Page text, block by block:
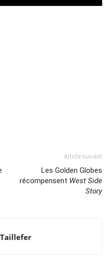
Article suivant
Les Golden Globes
récompensent West Side
Story